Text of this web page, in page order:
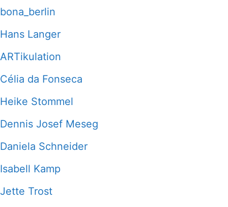
bona_berlin
Hans Langer
ARTikulation
Célia da Fonseca
Heike Stommel
Dennis Josef Meseg
Daniela Schneider
Isabell Kamp
Jette Trost